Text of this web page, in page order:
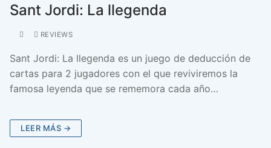
Sant Jordi: La llegenda
REVIEWS
Sant Jordi: La llegenda es un juego de deducción de
cartas para 2 jugadores con el que reviviremos la
famosa leyenda que se rememora cada año…
LEER MÁS →